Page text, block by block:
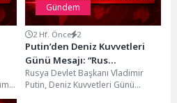
Gündem
2 Hf. Önce 2
Putin’den Deniz Kuvvetleri
Günü Mesajı: “Rus
Donanması Güçlenmeye
Devam Ediyor”
Rusya Devlet Başkanı Vladimir
Putin, Deniz Kuvvetleri Günü